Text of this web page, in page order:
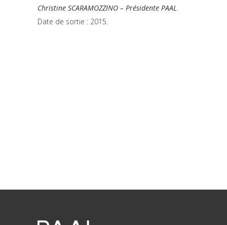
Christine SCARAMOZZINO – Présidente PAAL.
Date de sortie : 2015.